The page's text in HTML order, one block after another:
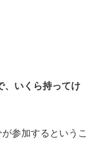
、いくら持ってけ
参加するというこ